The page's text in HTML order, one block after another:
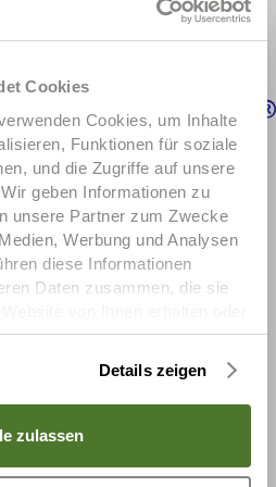
Cookies
Cookies, um Inhalte
Funktionen für soziale
und die Zugriffe auf unsere
geben Informationen zu
unsere Partner zum Zwecke
Werbung und Analysen
diese Informationen
Daten zusammen, die sie
Cookies zu nutzen,
welche Sie uns mit Klick
Ihre erteilte Einwilligung
jederzeit für die Zukunft
auszuüben, deaktivieren
in den
Details zeigen
zulassen
Synergy R
SuperPlayPoligras
ET UNE